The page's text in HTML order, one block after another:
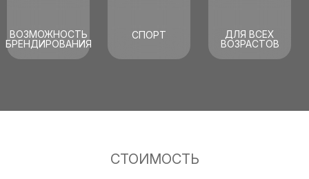
ВОЗМОЖНОСТЬ
БРЕНДИРОВАНИЯ
СПОРТ
ДЛЯ ВСЕХ
ВОЗРАСТОВ
СТОИМОСТЬ